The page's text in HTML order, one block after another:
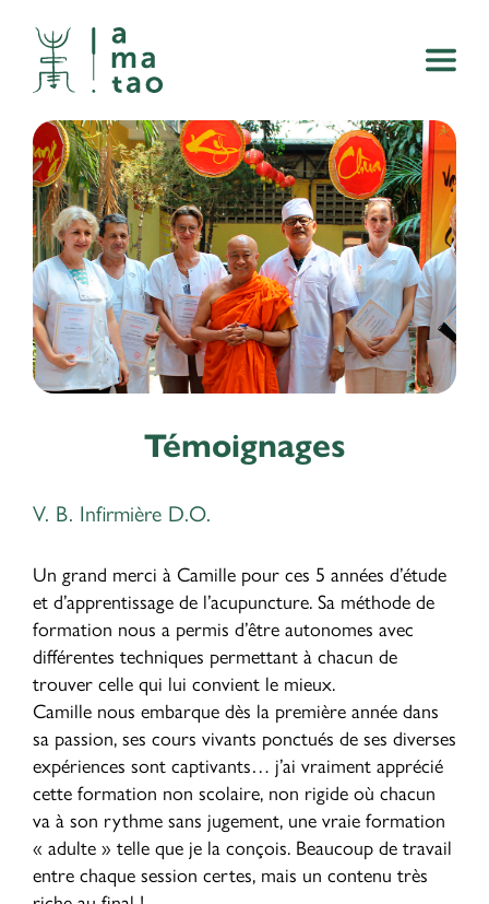
Témoignages
V. B. Infirmière D.O.
Un grand merci à Camille pour ces 5 années d’étude
et d’apprentissage de l’acupuncture. Sa méthode de
formation nous a permis d’être autonomes avec
différentes techniques permettant à chacun de
trouver celle qui lui convient le mieux.
Camille nous embarque dès la première année dans
sa passion, ses cours vivants ponctués de ses diverses
expériences sont captivants… j’ai vraiment apprécié
cette formation non scolaire, non rigide où chacun
va à son rythme sans jugement, une vraie formation
« adulte » telle que je la conçois. Beaucoup de travail
entre chaque session certes, mais un contenu très